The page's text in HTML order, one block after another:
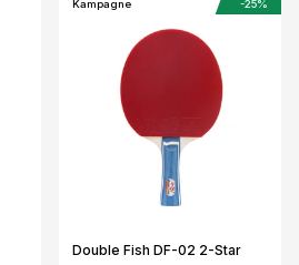
Kampagne -25%
Double Fish DF-02 2-Star